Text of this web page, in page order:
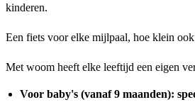
kinderen.
Een fiets voor elke mijlpaal, hoe klein ook
Met woom heeft elke leeftijd een eigen
Voor baby's (vanaf 9 maanden):